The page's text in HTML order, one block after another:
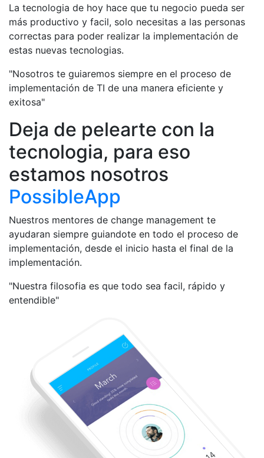
La tecnologia de hoy hace que tu negocio pueda ser
más productivo y facil, solo necesitas a las personas
correctas para poder realizar la implementación de
estas nuevas tecnologias.
"Nosotros te guiaremos siempre en el proceso de
implementación de TI de una manera eficiente y
exitosa"
Deja de pelearte con la
tecnologia, para eso
estamos nosotros
PossibleApp
Nuestros mentores de change management te
ayudaran siempre guiandote en todo el proceso de
implementación, desde el inicio hasta el final de la
implementación.
"Nuestra filosofia es que todo sea facil, rápido y
entendible"